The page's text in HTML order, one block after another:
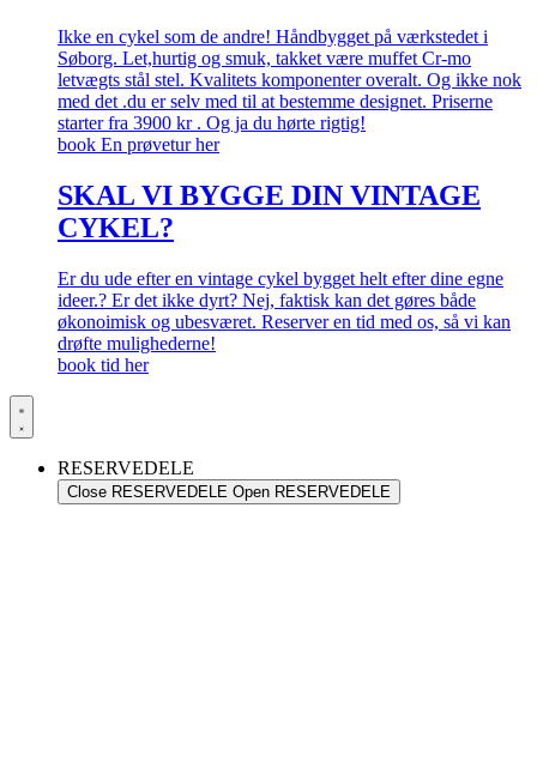
Ikke en cykel som de andre! Håndbygget på værkstedet i
Søborg. Let,hurtig og smuk, takket være muffet Cr-mo
letvægts stål stel. Kvalitets komponenter overalt. Og ikke nok
med det .du er selv med til at bestemme designet. Priserne
starter fra 3900 kr . Og ja du hørte rigtig!
book En prøvetur her
SKAL VI BYGGE DIN VINTAGE
CYKEL?
Er du ude efter en vintage cykel bygget helt efter dine egne
ideer.? Er det ikke dyrt? Nej, faktisk kan det gøres både
økonoimisk og ubesværet. Reserver en tid med os, så vi kan
drøfte mulighederne!
book tid her
RESERVEDELE
Close RESERVEDELE Open RESERVEDELE